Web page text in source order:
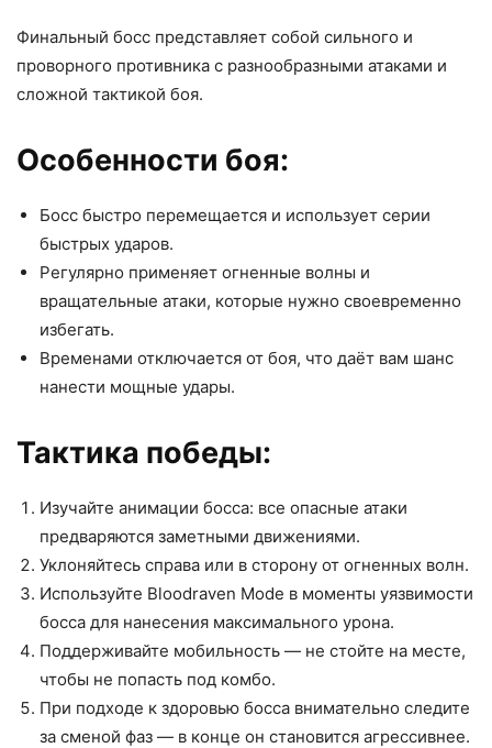
Финальный босс представляет собой сильного и
проворного противника с разнообразными атаками и
сложной тактикой боя.
Особенности боя:
Босс быстро перемещается и использует серии
быстрых ударов.
Регулярно применяет огненные волны и
вращательные атаки, которые нужно своевременно
избегать.
Временами отключается от боя, что даёт вам шанс
нанести мощные удары.
Тактика победы:
Изучайте анимации босса: все опасные атаки
предваряются заметными движениями.
Уклоняйтесь справа или в сторону от огненных волн.
Используйте Bloodraven Mode в моменты уязвимости
босса для нанесения максимального урона.
Поддерживайте мобильность — не стойте на месте,
чтобы не попасть под комбо.
При подходе к здоровью босса внимательно следите
за сменой фаз — в конце он становится агрессивнее.